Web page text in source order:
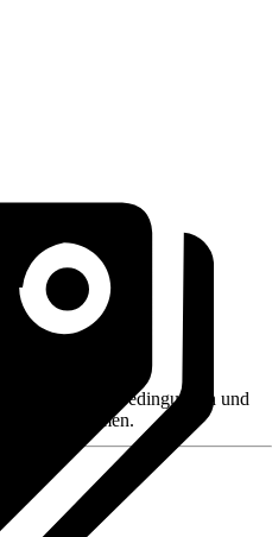
B. Rückgabebedingungen und